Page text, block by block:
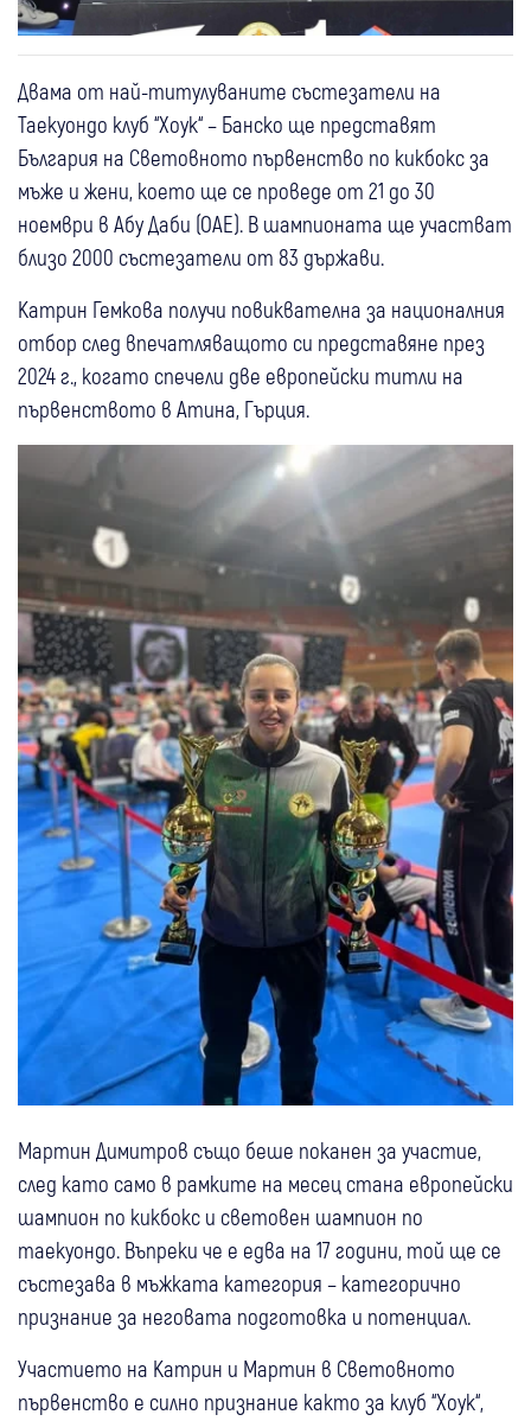
Двама от най-титулуваните състезатели на
Таекуондо клуб “Хоук“ – Банско ще представят
България на Световното първенство по кикбокс за
мъже и жени, което ще се проведе от 21 до 30
ноември в Абу Даби (ОАЕ). В шампионата ще участват
близо 2000 състезатели от 83 държави.
Катрин Гемкова получи повиквателна за националния
отбор след впечатляващото си представяне през
2024 г., когато спечели две европейски титли на
първенството в Атина, Гърция.
Мартин Димитров също беше поканен за участие,
след като само в рамките на месец стана европейски
шампион по кикбокс и световен шампион по
таекуондо. Въпреки че е едва на 17 години, той ще се
състезава в мъжката категория – категорично
признание за неговата подготовка и потенциал.
Участието на Катрин и Мартин в Световното
първенство е силно признание както за клуб “Хоук“,